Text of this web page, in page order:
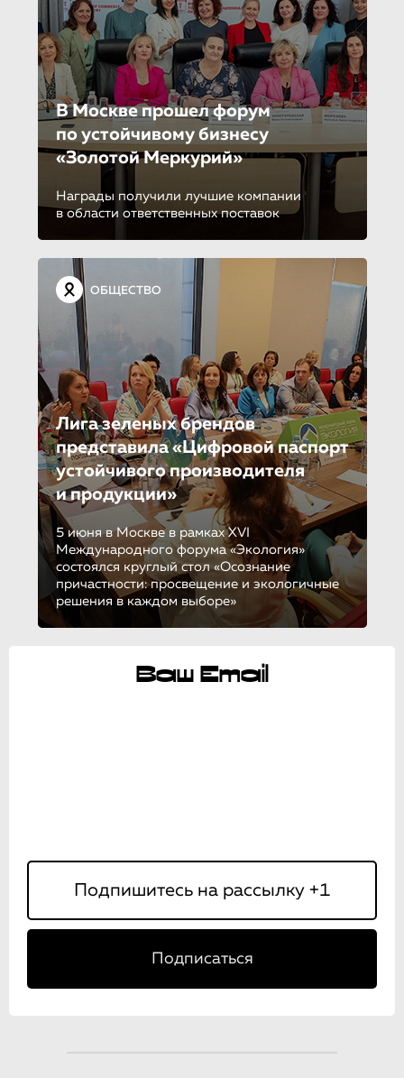
В Москве прошел форум
по устойчиво­му бизнесу
«Золотой Меркурий»
Награды получили лучшие компании
в области ответственных поставок
ОБЩЕСТВО
Лига зеленых брендов
представила «Цифровой паспорт
устойчивого производителя
и продукции»
5 июня в Москве в рамках XVI
Международного форума «Экология»
состоялся круглый стол «Осознание
причастности: просвещение и экологичные
решения в каждом выборе»
Ваш Email
Подписаться